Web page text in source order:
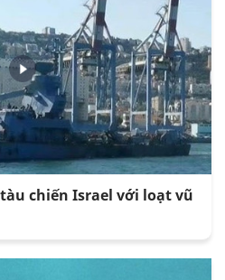
chiến Israel với loạt vũ